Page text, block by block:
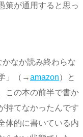
策が通用すると思っ
なか読み終わらな
」（→amazon）と
この本の前半で書か
持てなかったんです
体的に書いている内